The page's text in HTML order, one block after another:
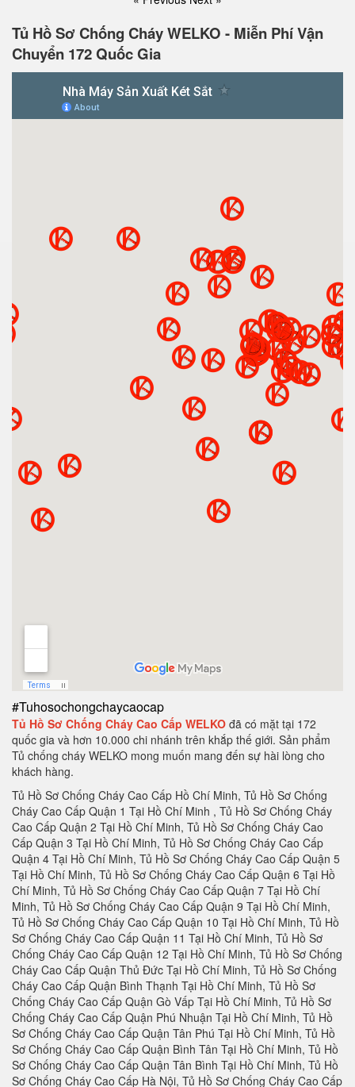
Tủ Hồ Sơ Chống Cháy WELKO - Miễn Phí Vận
Chuyển 172 Quốc Gia
#Tuhosochongchaycaocap
Tủ Hồ Sơ Chống Cháy Cao Cấp WELKO đã có mặt tại 172
quốc gia và hơn 10.000 chi nhánh trên khắp thế giới. Sản phẩm
Tủ chống cháy WELKO mong muốn mang đến sự hài lòng cho
khách hàng.
Tủ Hồ Sơ Chống Cháy Cao Cấp Hồ Chí Minh, Tủ Hồ Sơ Chống Cháy Cao Cấp Quận 1 Tại Hồ Chí Minh , Tủ Hồ Sơ Chống Cháy Cao Cấp Quận 2 Tại Hồ Chí Minh, Tủ Hồ Sơ Chống Cháy Cao Cấp Quận 3 Tại Hồ Chí Minh, Tủ Hồ Sơ Chống Cháy Cao Cấp Quận 4 Tại Hồ Chí Minh, Tủ Hồ Sơ Chống Cháy Cao Cấp Quận 5 Tại Hồ Chí Minh, Tủ Hồ Sơ Chống Cháy Cao Cấp Quận 6 Tại Hồ Chí Minh, Tủ Hồ Sơ Chống Cháy Cao Cấp Quận 7 Tại Hồ Chí Minh, Tủ Hồ Sơ Chống Cháy Cao Cấp Quận 9 Tại Hồ Chí Minh, Tủ Hồ Sơ Chống Cháy Cao Cấp Quận 10 Tại Hồ Chí Minh, Tủ Hồ Sơ Chống Cháy Cao Cấp Quận 11 Tại Hồ Chí Minh, Tủ Hồ Sơ Chống Cháy Cao Cấp Quận 12 Tại Hồ Chí Minh, Tủ Hồ Sơ Chống Cháy Cao Cấp Quận Thủ Đức Tại Hồ Chí Minh, Tủ Hồ Sơ Chống Cháy Cao Cấp Quận Bình Thạnh Tại Hồ Chí Minh, Tủ Hồ Sơ Chống Cháy Cao Cấp Quận Gò Vấp Tại Hồ Chí Minh, Tủ Hồ Sơ Chống Cháy Cao Cấp Quận Phú Nhuận Tại Hồ Chí Minh, Tủ Hồ Sơ Chống Cháy Cao Cấp Quận Tân Phú Tại Hồ Chí Minh, Tủ Hồ Sơ Chống Cháy Cao Cấp Quận Bình Tân Tại Hồ Chí Minh, Tủ Hồ Sơ Chống Cháy Cao Cấp Quận Tân Bình Tại Hồ Chí Minh, Tủ Hồ Sơ Chống Cháy Cao Cấp Hà Nội, Tủ Hồ Sơ Chống Cháy Cao Cấp Quận Ba Đình Hà Nội, Tủ Hồ Sơ Chống Cháy Cao Cấp Quận Hoàn Kiếm Hà Nội, Tủ Hồ Sơ Chống Cháy Cao Cấp Quận Hai Bà Trưng Hà Nội, Tủ Hồ Sơ Chống Cháy Cao Cấp Quận Đống Đa Hà Nội, Tủ Hồ Sơ Chống Cháy Cao Cấp Quận Tây Hồ Hà Nội, Tủ Hồ Sơ Chống Cháy Cao Cấp Quận Cầu Giấy Hà Nội, Tủ Hồ Sơ Chống Cháy Cao Cấp Quận Thanh Xuân Hà Nội, Tủ Hồ Sơ Chống Cháy Cao Cấp Quận Hoàng Mai Hà Nội, Tủ Hồ Sơ Chống Cháy Cao Cấp Quận Long Biên Hà Nội, Tủ Hồ Sơ Chống Cháy Cao Cấp Quận Bắc Từ Liêm Hà Nội, Tủ Hồ Sơ Chống Cháy Cao Cấp Huyện Thanh Trì Hà Nội, Tủ Hồ Sơ Chống Cháy Cao Cấp Huyện Gia Lâm Hà Nội, Tủ Hồ Sơ Chống Cháy Cao Cấp Huyện Đông Anh Hà Nội, Tủ Hồ Sơ Chống Cháy Cao Cấp Huyện Sóc Sơn Hà Nội, Tủ Hồ Sơ Chống Cháy Cao Cấp Quận Hà Đông Hà Nội, Tủ Hồ Sơ Chống Cháy Cao Cấp Thị xã Sơn Tây Hà Nội, Tủ Hồ Sơ Chống Cháy Cao Cấp Huyện Ba Vì Hà Nội, Tủ Hồ Sơ Chống Cháy Cao Cấp Huyện Phúc Thọ Hà Nội, Tủ Hồ Sơ Chống Cháy Cao Cấp Huyện Thạch Thất Hà Nội, Tủ Hồ Sơ Chống Cháy Cao Cấp Huyện Quốc Oai Hà Nội, Tủ Hồ Sơ Chống Cháy Cao Cấp Huyện Chương Mỹ Hà Nội, Tủ Hồ Sơ Chống Cháy Cao Cấp Huyện Đan Phượng Hà Nội, Tủ Hồ Sơ Chống Cháy Cao Cấp Huyện Hoài Đức Hà Nội, Tủ Hồ Sơ Chống Cháy Cao Cấp Huyện Thanh Oai Hà Nội, Tủ Hồ Sơ Chống Cháy Cao Cấp Huyện Mỹ Đức Hà Nội, Tủ Hồ Sơ Chống Cháy Cao Cấp Huyện Ứng Hoà Hà Nội, Tủ Hồ Sơ Chống Cháy Cao Cấp Huyện Thường Tín Hà Nội, Tủ Hồ Sơ Chống Cháy Cao Cấp Huyện Phú Xuyên Hà Nội, Tủ Hồ Sơ Chống Cháy Cao Cấp Huyện Mê Linh Hà Nội, Tủ Hồ Sơ Chống Cháy Cao Cấp Quận Nam Từ Liên Hà Nội, Tủ Hồ Sơ Chống Cháy Cao Cấp An Giang, Tủ Hồ Sơ Chống Cháy Cao Cấp Thành phố Long Xuyên Tỉnh An Giang, Tủ Hồ Sơ Chống Cháy Cao Cấp Thành phố Châu Đốc Tỉnh An Giang, Tủ Hồ Sơ Chống Cháy Cao Cấp Huyện An Phú Tỉnh An Giang, Tủ Hồ Sơ Chống Cháy Cao Cấp Thị xã Tân Châu, Tủ Hồ Sơ Chống Cháy Cao Cấp Huyện Phú Tân, Tủ Hồ Sơ Chống Cháy Cao Cấp Huyện Châu Phú, Tủ Hồ Sơ Chống Cháy Cao Cấp Huyện Tịnh Biên, Tủ Hồ Sơ Chống Cháy Cao Cấp Huyện Tri Tôn, Tủ Hồ Sơ Chống Cháy Cao Cấp Huyện Châu Thành Tỉnh An Giang, Tủ Hồ Sơ Chống Cháy Cao Cấp Huyện Chợ Mới Tỉnh An Giang, Tủ Hồ Sơ Chống Cháy Cao Cấp Huyện Thoại Sơn Tỉnh An Giang, Tủ Hồ Sơ Chống Cháy Cao Cấp Vũng Tàu, Tủ Hồ Sơ Chống Cháy Cao Cấp Thành phố Vũng Tàu Tại Bà Rịa - Vũng Tàu, Tủ Hồ Sơ Chống Cháy Cao Cấp Thành phố Bà Rịa Tại Bà Rịa - Vũng Tàu, Tủ Hồ Sơ Chống Cháy Cao Cấp Huyện Châu Đức Tại Bà Rịa - Vũng Tàu, Tủ Hồ Sơ Chống Cháy Cao Cấp Huyện Xuyên Mộc Tại Bà Rịa - Vũng Tàu, Tủ Hồ Sơ Chống Cháy Cao Cấp Huyện Long Điền Tại Bà Rịa - Vũng Tàu, Tủ Hồ Sơ Chống Cháy Cao Cấp Huyện Đất Đỏ Tại Bà Rịa - Vũng Tàu, Tủ Hồ Sơ Chống Cháy Cao Cấp Huyện Tân Thành Tại Bà Rịa - Vũng Tàu, Tỉnh Bà Rịa - Vũng Tàu Tại Bà Rịa - Vũng Tàu, Tủ Hồ Sơ Chống Cháy Cao Cấp Bạc Liêu, Tủ Hồ Sơ Chống Cháy Cao Cấp Thành phố Bạc Liêu Tại Bạc Liêu, Tủ Hồ Sơ Chống Cháy Cao Cấp Huyện Hồng Dân Tại Bạc Liêu, Tủ Hồ Sơ Chống Cháy Cao Cấp Huyện Phước Long Tại Bạc Liêu, Tủ Hồ Sơ Chống Cháy Cao Cấp Huyện Vĩnh Lợi Tại Bạc Liêu, Tủ Hồ Sơ Chống Cháy Cao Cấp Thị xã Giá Rai Tại Bạc Liêu, Tủ Hồ Sơ Chống Cháy Cao Cấp Huyện Đông Hải Tại Bạc Liêu, Tủ Hồ Sơ Chống Cháy Cao Cấp Huyện Hoà Bình Tại Bạc Liêu, Tủ Hồ Sơ Chống Cháy Cao Cấp Bắc Kạn, Tủ Hồ Sơ Chống Cháy Cao Cấp Thành Phố Bắc Kạn, Tủ Hồ Sơ Chống Cháy Cao Cấp Huyện Pác Nặm Tại Bắc Kạn, Tủ Hồ Sơ Chống Cháy Cao Cấp Huyện Ba Bể Tại Bắc Kạn, Tủ Hồ Sơ Chống Cháy Cao Cấp Huyện Ngân Sơn Tại Bắc Kạn, Tủ Hồ Sơ Chống Cháy Cao Cấp Huyện Bạch Thông Tại Bắc Kạn, Tủ Hồ Sơ Chống Cháy Cao Cấp Huyện Chợ Đồn Tại Bắc Kạn, Tủ Hồ Sơ Chống Cháy Cao Cấp Huyện Chợ Mới Tại Bắc Kạn, Huyện Na Rì Tại Bắc Kạn, Tủ Hồ Sơ Chống Cháy Cao Cấp Bắc Giang, Tủ Hồ Sơ Chống Cháy Cao Cấp Thành phố Bắc Giang, Tủ Hồ Sơ Chống Cháy Cao Cấp Huyện Yên Thế Tại Bắc Giang, Tủ Hồ Sơ Chống Cháy Cao Cấp Huyện Tân Yên Tại Bắc Giang, Tủ Hồ Sơ Chống Cháy Cao Cấp Huyện Lạng Giang Tại Bắc Giang, Tủ Hồ Sơ Chống Cháy Cao Cấp Huyện Lục Nam Tại Bắc Giang, Tủ Hồ Sơ Chống Cháy Cao Cấp Huyện Lục Ngạn Tại Bắc Giang, Tủ Hồ Sơ Chống Cháy Cao Cấp Huyện Sơn Động Tại Bắc Giang, Tủ Hồ Sơ Chống Cháy Cao Cấp Huyện Yên Dũng Tại Bắc Giang, Tủ Hồ Sơ Chống Cháy Cao Cấp Huyện Việt Yên Tại Bắc Giang, Tủ Hồ Sơ Chống Cháy Cao Cấp Huyện Hiệp Hòa Tại Bắc Giang, Tủ Hồ Sơ Chống Cháy Cao Cấp Bắc Ninh, Tủ Hồ Sơ Chống Cháy Cao Cấp Thành phố Bắc Ninh, Tủ Hồ Sơ Chống Cháy Cao Cấp Huyện Yên Phong Tại Bắc Ninh, Tủ Hồ Sơ Chống Cháy Cao Cấp Huyện Quế Võ Tại Bắc Ninh, Tủ Hồ Sơ Chống Cháy Cao Cấp Huyện Tiên Du Tại Bắc Ninh, Tủ Hồ Sơ Chống Cháy Cao Cấp Thị xã Từ Sơn Tại Bắc Ninh, Huyện Thuận Thành Tại Bắc Ninh, Tủ Hồ Sơ Chống Cháy Cao Cấp Huyện Gia Bình Tại Bắc Ninh, Tủ Hồ Sơ Chống Cháy Cao Cấp Huyện Lương Tài Tại Bắc Ninh, Tủ Hồ Sơ Chống Cháy Cao Cấp Bến Tre, Tủ Hồ Sơ Chống Cháy Cao Cấp Thành phố Bến Tre, Tủ Hồ Sơ Chống Cháy Cao Cấp Huyện Châu Thành Tỉnh Bến Tre, Huyện Chợ Lách Tỉnh Bến Tre, Tủ Hồ Sơ Chống Cháy Cao Cấp Huyện Mỏ Cày Nam Tỉnh Bến Tre, Tủ Hồ Sơ Chống Cháy Cao Cấp Huyện Giồng Trôm Tỉnh Bến Tre, Tủ Hồ Sơ Chống Cháy Cao Cấp Huyện Bình Đại Tỉnh Bến Tre, Tủ Hồ Sơ Chống Cháy Cao Cấp Huyện Ba Tri Tỉnh Bến Tre, Tủ Hồ Sơ Chống Cháy Cao Cấp Huyện Thạnh Phú Tỉnh Bến Tre, Tủ Hồ Sơ Chống Cháy Cao Cấp Huyện Mỏ Cày Bắc Tỉnh Bến Tre, Tủ Hồ Sơ Chống Cháy Cao Cấp Bình Dương, Tủ Hồ Sơ Chống Cháy Cao Cấp Tại Thành phố Thủ Dầu Một Tỉnh Bình Dương, Tủ Hồ Sơ Chống Cháy Cao Cấp Tại Huyện Bàu Bàng Tỉnh Bình Dương, Tủ Hồ Sơ Chống Cháy Cao Cấp Tại Huyện Dầu Tiếng Tỉnh Bình Dương, Tủ Hồ Sơ Chống Cháy Cao Cấp Tại Thị xã Bến Cát Tỉnh Bình Dương, Tủ Hồ Sơ Chống Cháy Cao Cấp Tại Huyện Phú Giáo Tỉnh Bình Dương, Tủ Hồ Sơ Chống Cháy Cao Cấp Tại Thị xã Tân Uyên Tỉnh Bình Dương, Tủ Hồ Sơ Chống Cháy Cao Cấp Tại Thị xã Dĩ An Tỉnh Bình Dương, Tủ Hồ Sơ Chống Cháy Cao Cấp Tại Thị xã Thuận An Tỉnh Bình Dương, Tủ Hồ Sơ Chống Cháy Cao Cấp Tại Huyện Bắc Tân Uyên Tỉnh Bình Dương, Tủ Hồ Sơ Chống Cháy Cao Cấp Bình Định, Tủ Hồ Sơ Chống Cháy Cao Cấp Tại Thành phố Qui Nhơn Tỉnh Bình Định, Tủ Hồ Sơ Chống Cháy Cao Cấp Tại Huyện An Lão Tỉnh Bình Định, Tủ Hồ Sơ Chống Cháy Cao Cấp Tại Huyện Hoài Nhơn Tỉnh Bình Định, Tủ Hồ Sơ Chống Cháy Cao Cấp Tại Huyện Hoài Ân Tỉnh Bình Định, Tủ Hồ Sơ Chống Cháy Cao Cấp Tại Huyện Phù Mỹ Tỉnh Bình Định, Tủ Hồ Sơ Chống Cháy Cao Cấp Tại Huyện Vĩnh Thạnh Tỉnh Bình Định, Tủ Hồ Sơ Chống Cháy Cao Cấp Tại Huyện Tây Sơn Tỉnh Bình Định, Tủ Hồ Sơ Chống Cháy Cao Cấp Tại Huyện Phù Cát Tỉnh Bình Định, Tủ Hồ Sơ Chống Cháy Cao Cấp Tại Thị xã An Nhơn Tỉnh Bình Định, Tủ Hồ Sơ Chống Cháy Cao Cấp Tại Huyện Tuy Phước Tỉnh Bình Định, Tủ Hồ Sơ Chống Cháy Cao Cấp Tại Huyện Vân Canh Tỉnh Bình Định, Tủ Hồ Sơ Chống Cháy Cao Cấp Bình Phước, Tủ Hồ Sơ Chống Cháy Cao Cấp Tại Thị xã Phước Long Tỉnh Bình Phước, Tủ Hồ Sơ Chống Cháy Cao Cấp Tại Thị xã Đồng Xoài Tỉnh Bình Phước, Tủ Hồ Sơ Chống Cháy Cao Cấp Tại Thị xã Bình Long Tỉnh Bình Phước, Tủ Hồ Sơ Chống Cháy Cao Cấp Tại Huyện Bù Gia Mập Tỉnh Bình Phước, Tủ Hồ Sơ Chống Cháy Cao Cấp Tại Huyện Lộc Ninh Tỉnh Bình Phước, Tủ Hồ Sơ Chống Cháy Cao Cấp Tại Huyện Bù Đốp Tỉnh Bình Phước, Tủ Hồ Sơ Chống Cháy Cao Cấp Tại Huyện Hớn Quản Tỉnh Bình Phước , Tủ Hồ Sơ Chống Cháy Cao Cấp Tại Huyện Đồng Phú Tỉnh Bình Phước, Tủ Hồ Sơ Chống Cháy Cao Cấp Tại Huyện Bù Đăng Tỉnh Bình Phước, Tủ Hồ Sơ Chống Cháy Cao Cấp Tại Huyện Chơn Thành Tỉnh Bình Phước, ủ Hồ Sơ Chống Cháy Tại Huyện Phú Riềng Tỉnh Bình Phước, Tủ Hồ Sơ Chống Cháy Cao Cấp Bình Thuận, Tủ Hồ Sơ Chống Cháy Cao Cấp Tại Thành phố Phan Thiết Tỉnh Bình Thuận, Tủ Hồ Sơ Chống Cháy Cao Cấp Tại Thị xã La Gi Tỉnh Bình Thuận, Tủ Hồ Sơ Chống Cháy Cao Cấp Tại Huyện Tuy Phong Tỉnh Bình Thuận, Tủ Hồ Sơ Chống Cháy Cao Cấp Tại Huyện Bắc Bình Tỉnh Bình Thuận, Tủ Hồ Sơ Chống Cháy Cao Cấp Tại Huyện Hàm Thuận Bắc Tỉnh Bình Thuận, Tủ Hồ Sơ Chống Cháy Cao Cấp Tại Huyện Hàm Thuận Nam Tỉnh Bình Thuận, Tủ Hồ Sơ Chống Cháy Cao Cấp Tại Huyện Tánh Linh Tỉnh Bình Thuận, Tủ Hồ Sơ Chống Cháy Cao Cấp Tại Huyện Đức Linh Tỉnh Bình Thuận, Tủ Hồ Sơ Chống Cháy Cao Cấp Tại Huyện Hàm TânTỉnh Bình Thuận , Tủ Hồ Sơ Chống Cháy Cao Cấp Tại Huyện Phú Quí Tỉnh Bình Thuận, Tủ Hồ Sơ Chống Cháy Cao Cấp Cà Mau, Tủ Hồ Sơ Chống Cháy Cao Cấp Tại Thành phố Cà Mau Tỉnh Càu Mau, Tủ Hồ Sơ Chống Cháy Cao Cấp Tại Huyện U Minh Tỉnh Càu Mau, Tủ Hồ Sơ Chống Cháy Cao Cấp Tại Huyện Thới Bình Tỉnh Càu Mau, Tủ Hồ Sơ Chống Cháy Cao Cấp Tại Huyện Trần Văn Thời Tỉnh Càu Mau, Tủ Hồ Sơ Chống Cháy Cao Cấp Tại Huyện Cái Nước Tỉnh Càu Mau, Tủ Hồ Sơ Chống Cháy Cao Cấp Tại Huyện Đầm Dơi Tỉnh Càu Mau, Tủ Hồ Sơ Chống Cháy Cao Cấp Tại Huyện Năm Căn Tỉnh Càu Mau, Tủ Hồ Sơ Chống Cháy Cao Cấp Tại Huyện Phú Tân Tỉnh Càu Mau, Tủ Hồ Sơ Chống Cháy Cao Cấp Tại Huyện Ngọc Hiển Tỉnh Càu Mau, Tủ Hồ Sơ Chống Cháy Cao Cấp Cao Bằng, Tủ Hồ Sơ Chống Cháy Cao Cấp Tại Thành phố Cao Bằng Tỉnh Cao Bằng, Tủ Hồ Sơ Chống Cháy Cao Cấp Tại Huyện Bảo Lâm Tỉnh Cao Bằng, Tủ Hồ Sơ Chống Cháy Cao Cấp Tại Huyện Bảo Lạc Tỉnh Cao Bằng, Tủ Hồ Sơ Chống Cháy Cao Cấp Tại Huyện Thông Nông Tỉnh Cao Bằng, Tủ Hồ Sơ Chống Cháy Cao Cấp Tại Huyện Hà Quảng Tỉnh Cao Bằng, Tủ Hồ Sơ Chống Cháy Cao Cấ